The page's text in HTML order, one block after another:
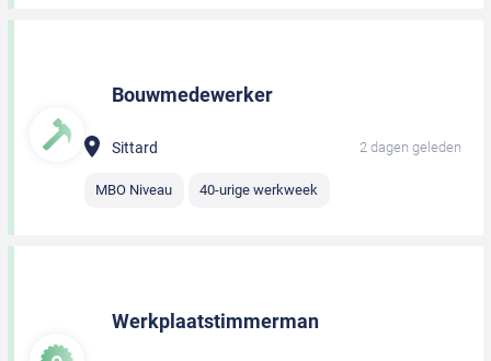
Bouwmedewerker
Sittard 2 dagen geleden
MBO Niveau 40-urige werkweek
Werkplaatstimmerman